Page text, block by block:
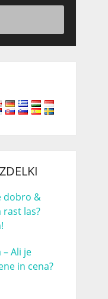
dobro &
rast las?
Ali je
in cena?